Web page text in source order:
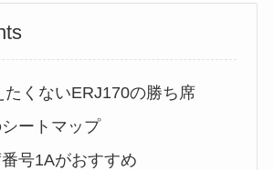
たくないERJ170の勝ち席
ートマップ
号1Aがおすすめ